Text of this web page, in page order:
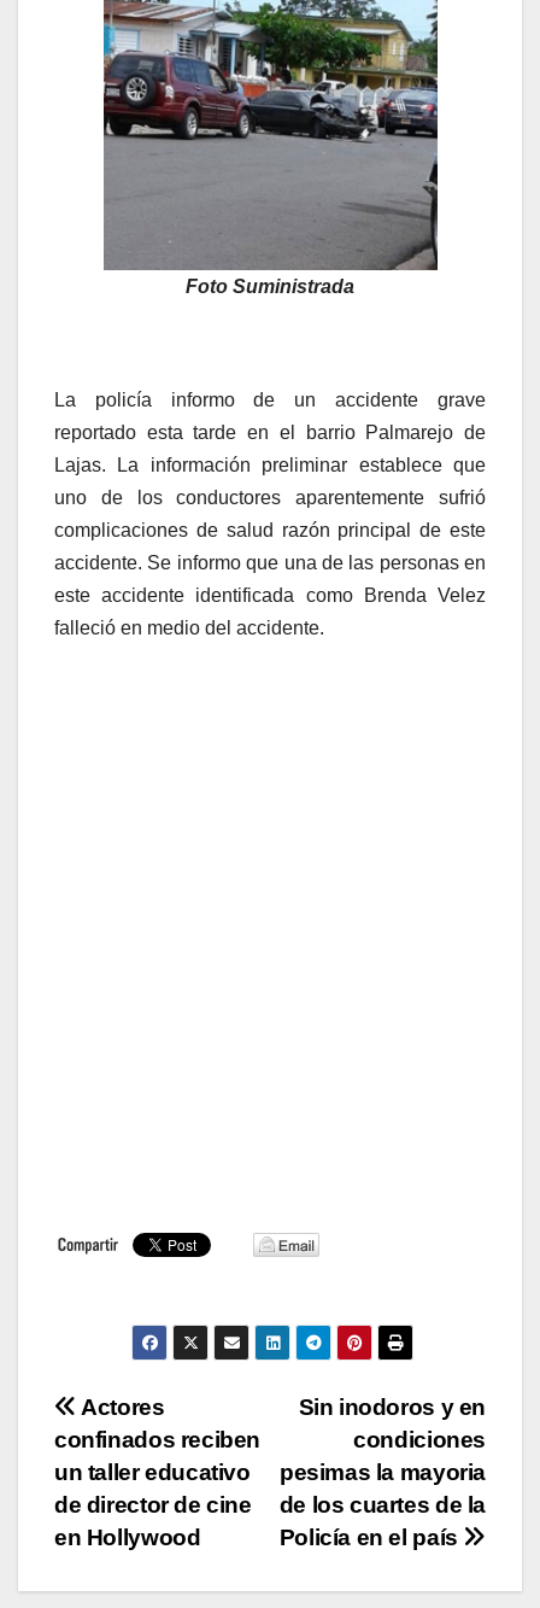
Foto Suministrada
La policía informo de un accidente grave
reportado esta tarde en el barrio Palmarejo de
Lajas. La información preliminar establece que
uno de los conductores aparentemente sufrió
complicaciones de salud razón principal de este
accidente. Se informo que una de las personas en
este accidente identificada como Brenda Velez
falleció en medio del accidente.
Navegación
de
entradas
Sin inodoros y en
condiciones
pesimas la mayoria
de los cuartes de la
Policía en el país
Actores
confinados reciben
un taller educativo
de director de cine
en Hollywood